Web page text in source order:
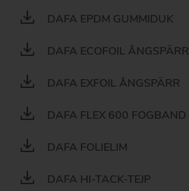
DAFA EPDM GUMMIDUK
DAFA ECOFOIL ÅNGSPÄRR
DAFA EXFOIL ÅNGSPÄRR
DAFA FLEX 600 FOGBAND
DAFA FOLIELIM
DAFA HI-TACK-TEJP